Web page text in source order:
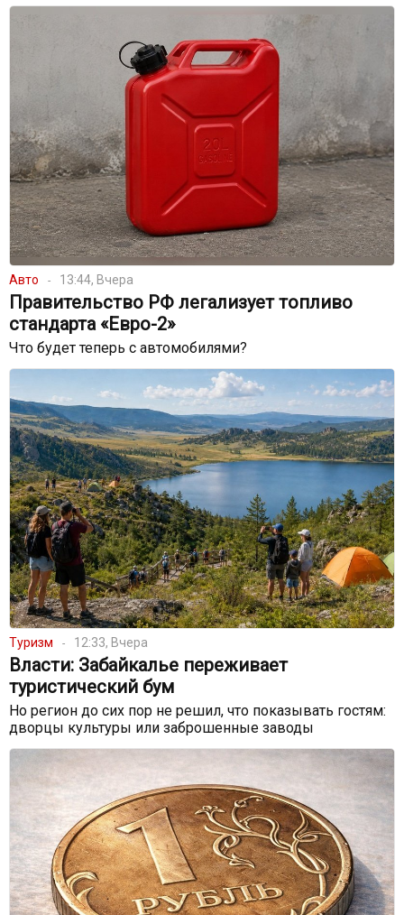
Авто 13:44, Вчера
Правительство РФ легализует топливо
стандарта «Евро-2»
Что будет теперь с автомобилями?
Туризм 12:33, Вчера
Власти: Забайкалье переживает
туристический бум
Но регион до сих пор не решил, что показывать гостям:
дворцы культуры или заброшенные заводы